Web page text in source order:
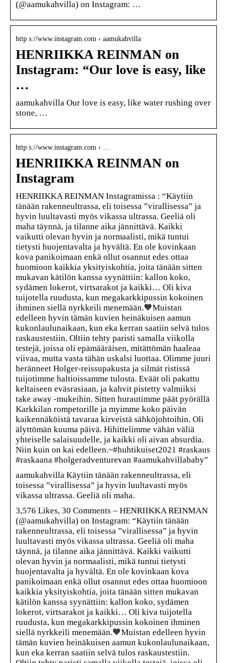
(@aamukahvilla) on Instagram: …
http s://www.instagram.com › aamukahvilla
HENRIIKKA REINMAN on
Instagram: “Our love is easy, like
…
aamukahvilla Our love is easy, like water rushing over
stone, …
http s://www.instagram.com › …
HENRIIKKA REINMAN on
Instagram
HENRIIKKA REINMAN Instagramissa : “Käytiin
tänään rakenneultrassa, eli toisessa ”virallisessa” ja
hyvin luultavasti myös vikassa ultrassa. Geeliä oli
maha täynnä, ja tilanne aika jännittävä. Kaikki
vaikutti olevan hyvin ja normaalisti, mikä tuntui
tietysti huojentavalta ja hyvältä. En ole kovinkaan
kova panikoimaan enkä ollut osannut edes ottaa
huomioon kaikkia yksityiskohtia, joita tänään sitten
mukavan kätilön kanssa syynättiin: kallon koko,
sydämen lokerot, virtsarakot ja kaikki… Oli kiva
tuijotella ruudusta, kun megakarkkipussin kokoinen
ihminen siellä nyrkkeili menemään.🧡Muistan
edelleen hyvin tämän kuvien heinäkuisen aamun
kukonlaulunaikaan, kun eka kerran saatiin selvä tulos
raskaustestiin. Oltiin tehty paristi samalla viikolla
testejä, joissa oli epämääräisen, mitättömän haaleaa
viivaa, mutta vasta tähän uskalsi luottaa. Olimme juuri
heränneet Holger-reissupakusta ja silmät ristissä
tuijotimme haltioissamme tulosta. Eväät oli pakattu
keltaiseen eväsrasiaan, ja kahvit pistetty valmiiksi
take away -mukeihin. Sitten hurautimme päät pyörällä
Karkkilan rompetorille ja myimme koko päivän
kaikennäköistä tavaraa kirveistä sähköjohtoihin. Oli
älyttömän kuuma päivä. Hihittelimme vähän väliä
yhteiselle salaisuudelle, ja kaikki oli aivan absurdia.
Niin kuin on kai edelleen.~#huhtikuiset2021 #raskaus
#raskaana #holgeradventurevan #aamukahvillababy”
aamukahvilla Käytiin tänään rakenneultrassa, eli
toisessa ”virallisessa” ja hyvin luultavasti myös
vikassa ultrassa. Geeliä oli maha.
3,576 Likes, 30 Comments – HENRIIKKA REINMAN
(@aamukahvilla) on Instagram: “Käytiin tänään
rakenneultrassa, eli toisessa ”virallisessa” ja hyvin
luultavasti myös vikassa ultrassa. Geeliä oli maha
täynnä, ja tilanne aika jännittävä. Kaikki vaikutti
olevan hyvin ja normaalisti, mikä tuntui tietysti
huojentavalta ja hyvältä. En ole kovinkaan kova
panikoimaan enkä ollut osannut edes ottaa huomioon
kaikkia yksityiskohtia, joita tänään sitten mukavan
kätilön kanssa syynättiin: kallon koko, sydämen
lokerot, virtsarakot ja kaikki… Oli kiva tuijotella
ruudusta, kun megakarkkipussin kokoinen ihminen
siellä nyrkkeili menemään.🧡Muistan edelleen hyvin
tämän kuvien heinäkuisen aamun kukonlaulunaikaan,
kun eka kerran saatiin selvä tulos raskaustestiin.